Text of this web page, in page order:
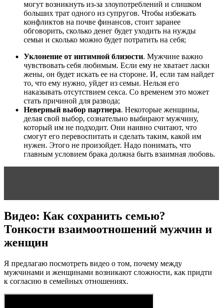
могут возникнуть из-за злоупотреблений и слишком
больших трат одного из супругов. Чтобы избежать
конфликтов на почве финансов, стоит заранее
обговорить, сколько денег будет уходить на нужды
семьи и сколько можно будет потратить на себя;
Уклонение от интимной близости. Мужчине важно
чувствовать себя любимым. Если ему не хватает ласки
жены, он будет искать ее на стороне. И, если там найдет
то, что ему нужно, уйдет из семьи. Нельзя его
наказывать отсутствием секса. Со временем это может
стать причиной для развода;
Неверный выбор партнера. Некоторые женщины,
делая свой выбор, сознательно выбирают мужчину,
который им не подходит. Они наивно считают, что
смогут его перевоспитать и сделать таким, какой им
нужен. Этого не произойдет. Надо понимать, что
главным условием брака должна быть взаимная любовь.
Видео: Как сохранить семью?
Тонкости взаимоотношений мужчин и
женщин
Я предлагаю посмотреть видео о том, почему между
мужчинами и женщинами возникают сложности, как придти
к согласию в семейных отношениях.